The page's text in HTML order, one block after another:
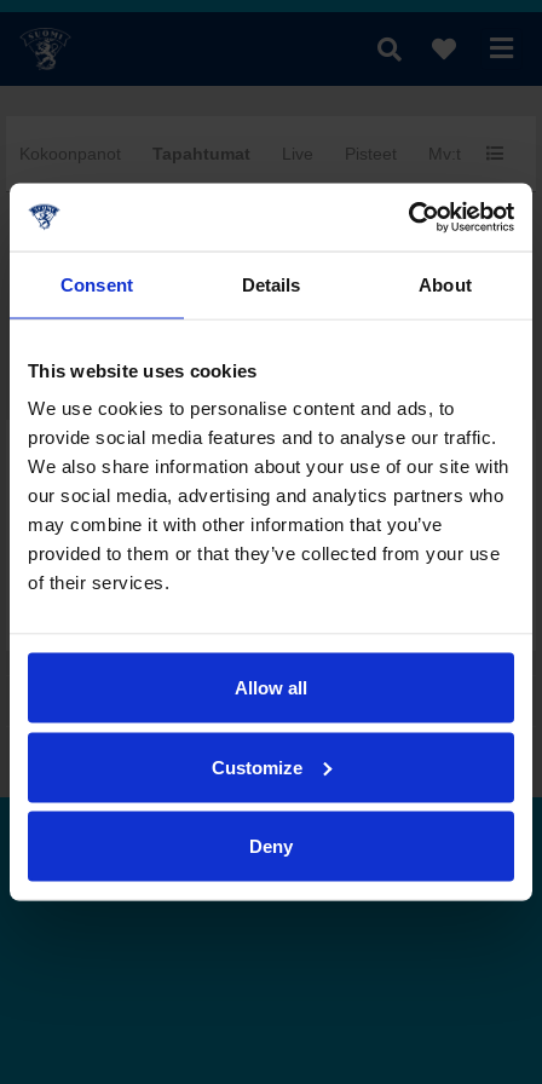
Consent Details About
This website uses cookies
We use cookies to personalise content and ads, to
provide social media features and to analyse our traffic.
We also share information about your use of our site with
our social media, advertising and analytics partners who
may combine it with other information that you’ve
provided to them or that they’ve collected from your use
of their services.
Allow all
Customize
Deny
Kokoonpanot Tapahtumat Live Pisteet Mv:t
Päivän muut ottelut tässä sarjassa
Sarjataulukko
Joukkuekortit
Tämä sarja tulospalvelussa
Finhockey.fi
Suomen Jääkiekkoliitto | Kaikki oikeudet pidätetään |